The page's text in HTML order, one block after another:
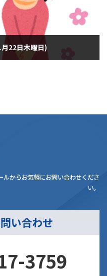
22日木曜日)
からお気軽にお問い合わせくださ
い。
い合わせ
3759